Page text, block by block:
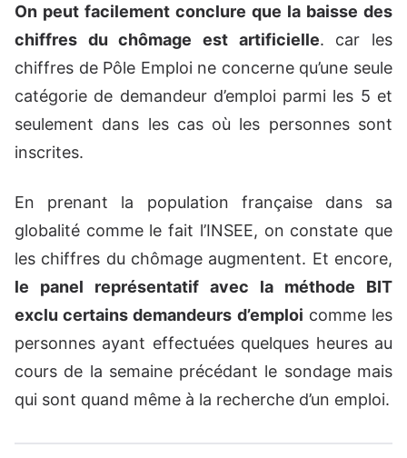
On peut facilement conclure que la baisse des
chiffres du chômage est artificielle. car les
chiffres de Pôle Emploi ne concerne qu’une seule
catégorie de demandeur d’emploi parmi les 5 et
seulement dans les cas où les personnes sont
inscrites.
En prenant la population française dans sa
globalité comme le fait l’INSEE, on constate que
les chiffres du chômage augmentent. Et encore,
le panel représentatif avec la méthode BIT
exclu certains demandeurs d’emploi comme les
personnes ayant effectuées quelques heures au
cours de la semaine précédant le sondage mais
qui sont quand même à la recherche d’un emploi.